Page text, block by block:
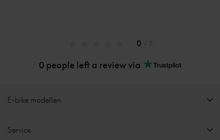
0
0 people left a review via
E-bike modellen
Service